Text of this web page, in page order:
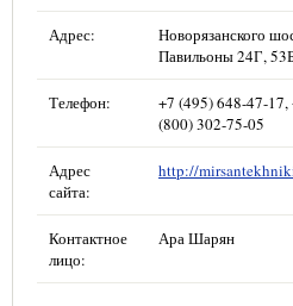
Адрес:
Новорязанского
Павильоны 24Г,
Телефон:
+7 (495) 648-47-
(800) 302-75-05
Адрес
сайта:
http://
Контактное
лицо:
Ара Шарян